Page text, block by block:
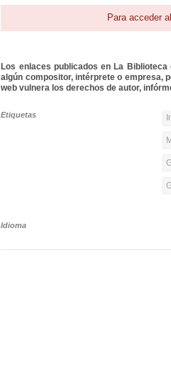
Para acceder
Los enlaces publicados en La
algún compositor, intérprete o empresa,
web vulnera los derechos de autor,
Etiquetas
Idioma